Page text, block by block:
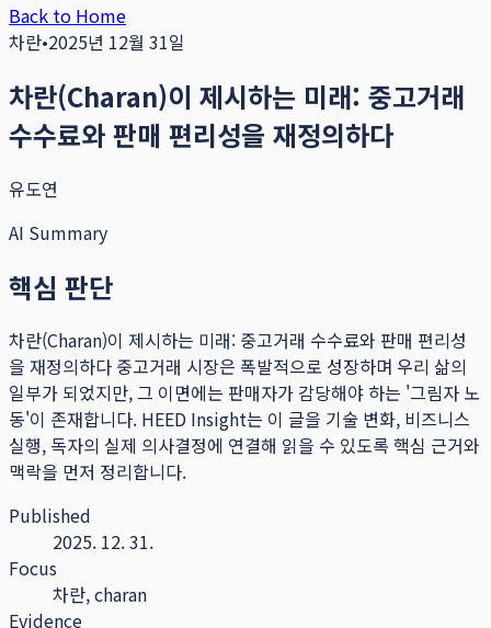
Back to Home
차란•2025년 12월 31일
차란(Charan)이 제시하는 미래: 중고거래
수수료와 판매 편리성을 재정의하다
유도연
AI Summary
핵심 판단
차란(Charan)이 제시하는 미래: 중고거래 수수료와 판매 편리성
을 재정의하다 중고거래 시장은 폭발적으로 성장하며 우리 삶의
일부가 되었지만, 그 이면에는 판매자가 감당해야 하는 '그림자 노
동'이 존재합니다. HEED Insight는 이 글을 기술 변화, 비즈니스
실행, 독자의 실제 의사결정에 연결해 읽을 수 있도록 핵심 근거와
맥락을 먼저 정리합니다.
Published
2025. 12. 31.
Focus
차란, charan
Evidence